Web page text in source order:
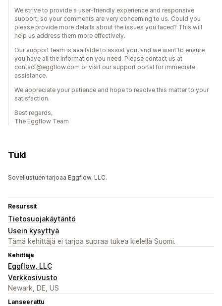
We strive to provide a user-friendly experience and responsive
support, so your comments are very concerning to us. Could you
please provide more details about the issues you faced? This will
help us address them more effectively.
Our support team is available to assist you, and we want to ensure
you have all the information you need. Please contact us at
contact@eggflow.com or visit our support portal for immediate
assistance.
We appreciate your patience and hope to resolve this matter to your
satisfaction.
Best regards,
The Eggflow Team
Tuki
Sovellustuen tarjoaa Eggflow, LLC.
Resurssit
Tietosuojakäytäntö
Usein kysyttyä
Tämä kehittäjä ei tarjoa suoraa tukea kielellä Suomi.
Kehittäjä
Eggflow, LLC
Verkkosivusto
Newark, DE, US
Lanseerattu